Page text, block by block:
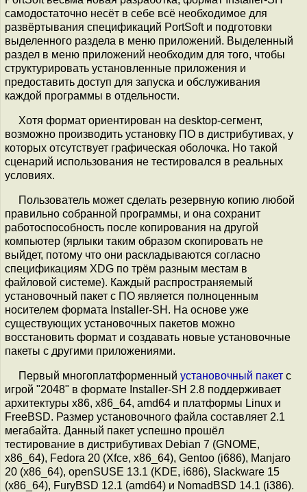
самодостаточно несёт в себе всё необходимое для
развёртывания спецификаций PortSoft и подготовки
выделенного раздела в меню приложений. Выделенный
раздел в меню приложений необходим для того, чтобы
структурировать установленные приложения и
предоставить доступ для запуска и обслуживания
каждой программы в отдельности.
Хотя формат ориентирован на desktop-сегмент,
возможно производить установку ПО в дистрибутивах, у
которых отсутствует графическая оболочка. Но такой
сценарий использования не тестировался в реальных
условиях.
Пользователь может сделать резервную копию любой
правильно собранной программы, и она сохранит
работоспособность после копирования на другой
компьютер (ярлыки таким образом скопировать не
выйдет, потому что они раскладываются согласно
спецификациям XDG по трём разным местам в
файловой системе). Каждый распространяемый
установочный пакет с ПО является полноценным
носителем формата Installer-SH. На основе уже
существующих установочных пакетов можно
восстановить формат и создавать новые установочные
пакеты с другими приложениями.
Первый многоплатформенный установочный пакет с
игрой "2048" в формате Installer-SH 2.8 поддерживает
архитектуры x86, x86_64, amd64 и платформы Linux и
FreeBSD. Размер установочного файла составляет 2.1
мегабайта. Данный пакет успешно прошёл
тестирование в дистрибутивах Debian 7 (GNOME,
x86_64), Fedora 20 (Xfce, x86_64), Gentoo (i686), Manjaro
20 (x86_64), openSUSE 13.1 (KDE, i686), Slackware 15
(x86_64), FuryBSD 12.1 (amd64) и NomadBSD 14.1 (i386).